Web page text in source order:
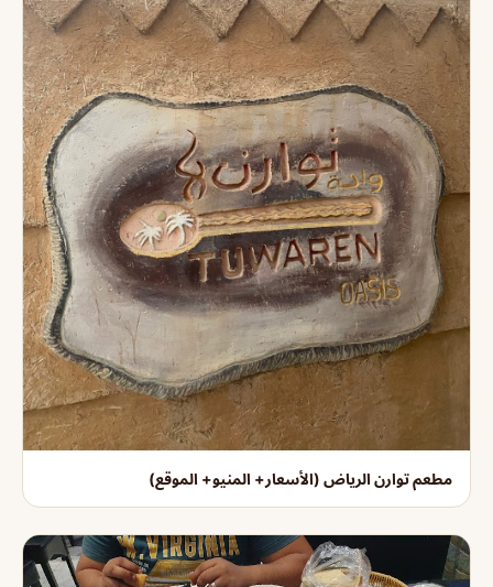
مطعم توارن الرياض (الأسعار+ المنيو+ الموقع)